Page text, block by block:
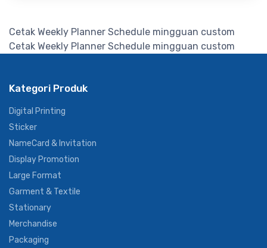
Cetak Weekly Planner Schedule mingguan custom
Cetak Weekly Planner Schedule mingguan custom
Kategori Produk
Digital Printing
Sticker
NameCard & Invitation
Display Promotion
Large Format
Garment & Textile
Stationary
Merchandise
Packaging